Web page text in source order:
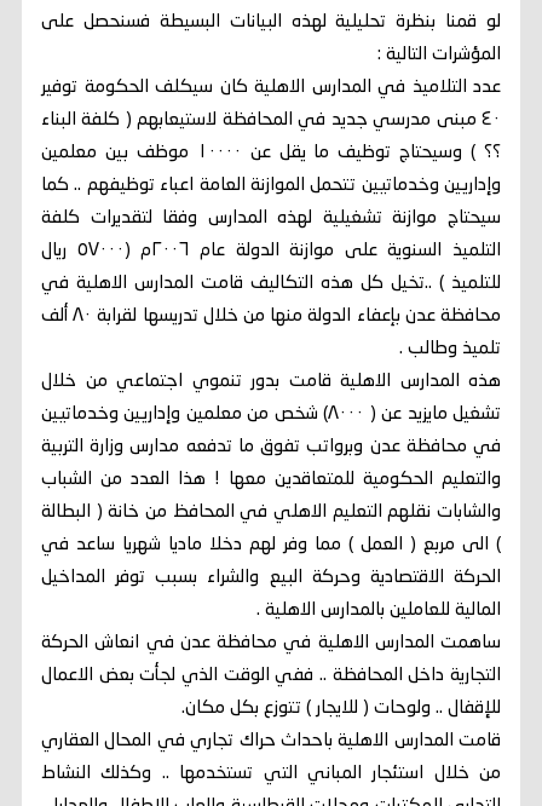
لو قمنا بنظرة تحليلية لهذه البيانات البسيطة فسنحصل على
المؤشرات التالية :
عدد التلاميذ في المدارس الاهلية كان سيكلف الحكومة توفير
٤٠ مبنى مدرسي جديد في المحافظة لاستيعابهم ( كلفة البناء
؟؟ ) وسيحتاج توظيف ما يقل عن ١٠٠٠٠ موظف بين معلمين
وإداريين وخدماتيين تتحمل الموازنة العامة اعباء توظيفهم .. كما
سيحتاج موازنة تشغيلية لهذه المدارس وفقا لتقديرات كلفة
التلميذ السنوية على موازنة الدولة عام ٢٠٠٦م (٥٧٠٠٠ ريال
للتلميذ ) ..تخيل كل هذه التكاليف قامت المدارس الاهلية في
محافظة عدن بإعفاء الدولة منها من خلال تدريسها لقرابة ٨٠ ألف
تلميذ وطالب .
هذه المدارس الاهلية قامت بدور تنموي اجتماعي من خلال
تشغيل مايزيد عن ( ٨٠٠٠) شخص من معلمين وإداريين وخدماتيين
في محافظة عدن وبرواتب تفوق ما تدفعه مدارس وزارة التربية
والتعليم الحكومية للمتعاقدين معها ! هذا العدد من الشباب
والشابات نقلهم التعليم الاهلي في المحافظ من خانة ( البطالة
) الى مربع ( العمل ) مما وفر لهم دخلا ماديا شهريا ساعد في
الحركة الاقتصادية وحركة البيع والشراء بسبب توفر المداخيل
المالية للعاملين بالمدارس الاهلية .
ساهمت المدارس الاهلية في محافظة عدن في انعاش الحركة
التجارية داخل المحافظة .. ففي الوقت الذي لجأت بعض الاعمال
للإقفال .. ولوحات ( للايجار ) تتوزع بكل مكان.
قامت المدارس الاهلية باحداث حراك تجاري في المحال العقاري
من خلال استئجار المباني التي تستخدمها .. وكذلك النشاط